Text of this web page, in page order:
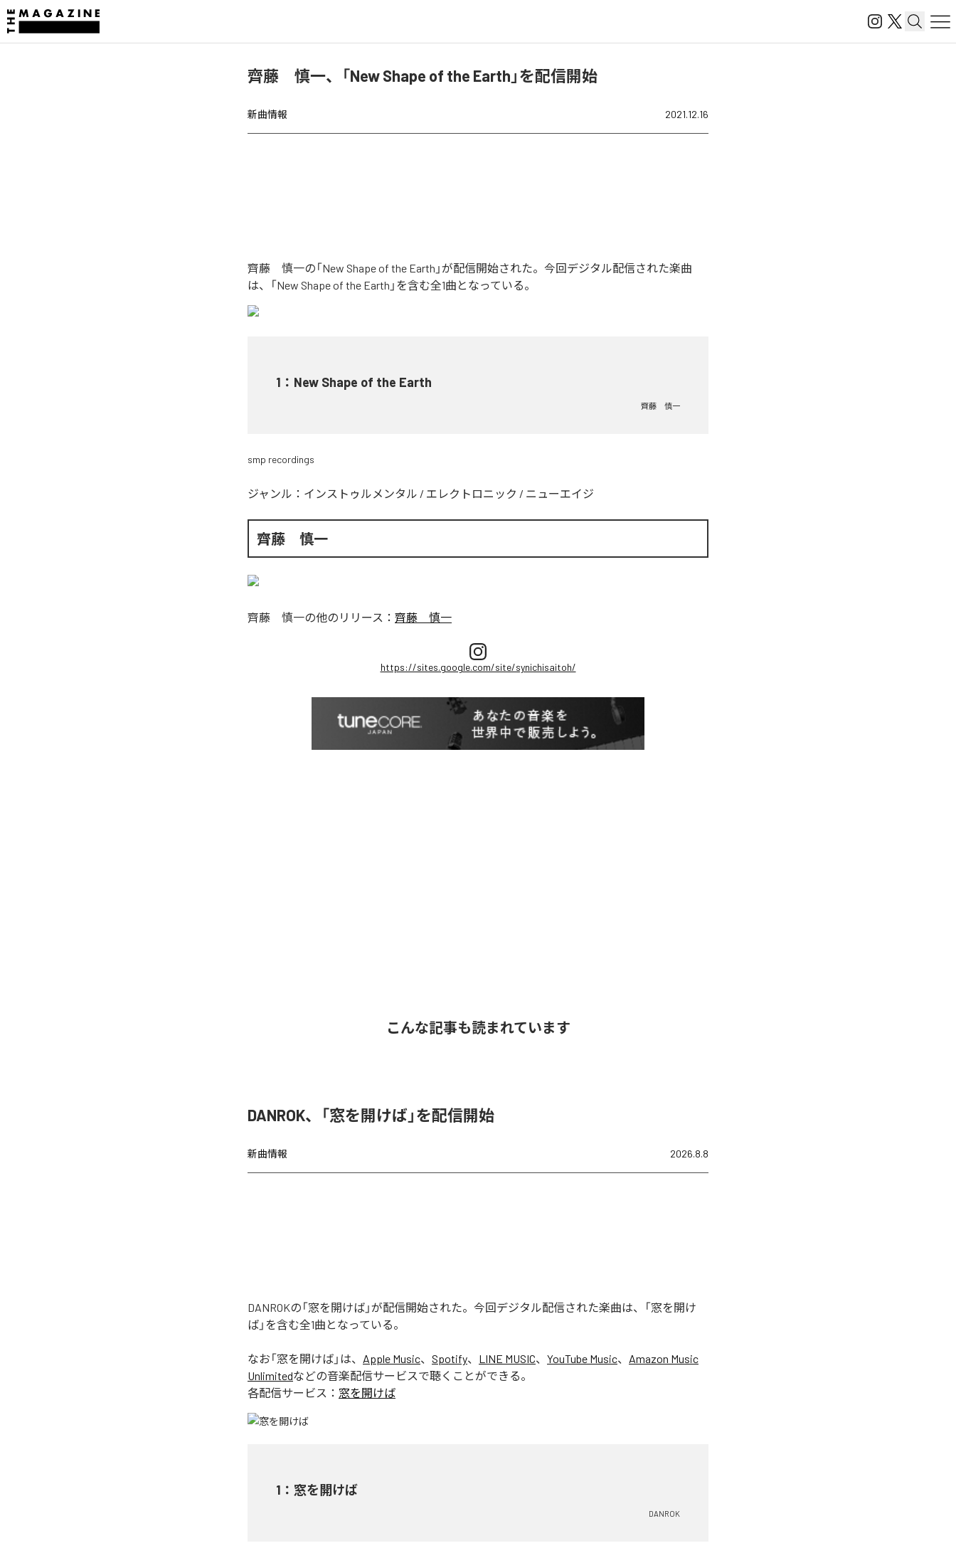
齊藤 慎一、「New Shape of the Earth」を配信開始
新曲情報 2021.12.16
齊藤 慎一の「New Shape of the Earth」が配信開始された。今回デジタル配信された楽曲
は、「New Shape of the Earth」を含む全1曲となっている。
1 ： New Shape of the Earth
齊藤 慎一
smp recordings
ジャンル： インストゥルメンタル / エレクトロニック / ニューエイジ
齊藤 慎一
齊藤 慎一の他のリリース： 齊藤 慎一
https://sites.google.com/site/synichisaitoh/
こんな記事も読まれています
DANROK、「窓を開けば」を配信開始
新曲情報 2026.8.8
DANROKの「窓を開けば」が配信開始された。今回デジタル配信された楽曲は、「窓を開け
ば」を含む全1曲となっている。
なお「窓を開けば 」は、 Apple Music、 Spotify、 LINE MUSIC、 YouTube Music、 Amazon Music
Unlimitedなどの音楽配信サービスで聴くことができる。
各配信サービス： 窓を開けば
1 ： 窓を開けば
DANROK